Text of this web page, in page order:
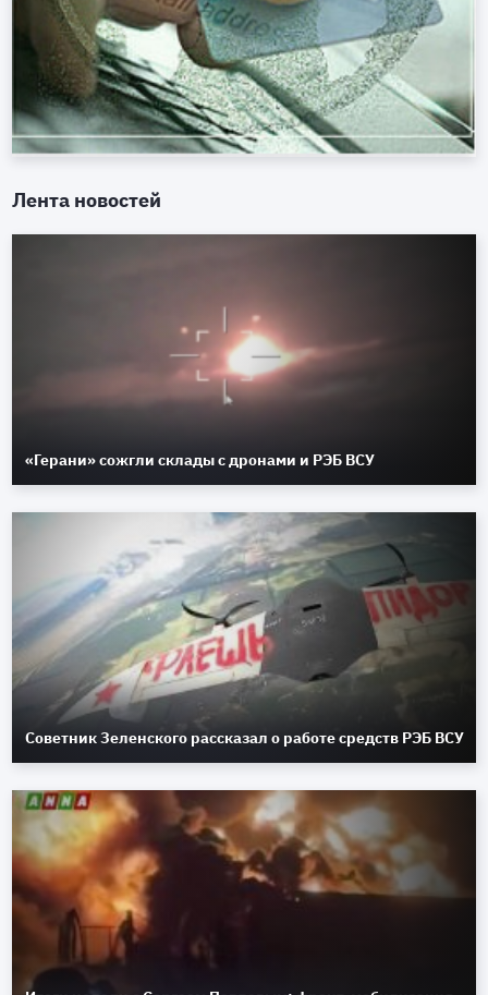
Лента новостей
«Герани» сожгли склады с дронами и РЭБ ВСУ
Советник Зеленского рассказал о работе средств РЭБ ВСУ